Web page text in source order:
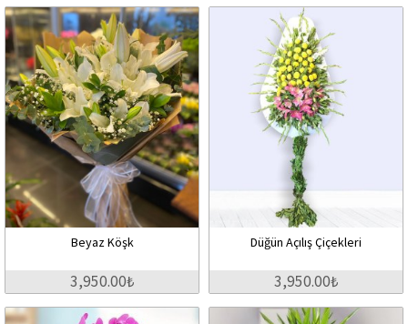
Beyaz Köşk
3,950.00₺
Düğün Açılış Çiçekleri
3,950.00₺